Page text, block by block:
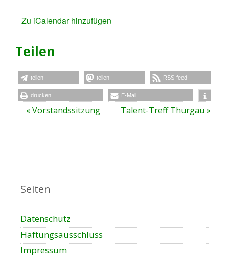
Zu iCalendar hinzufügen
Teilen
teilen teilen RSS-feed
drucken E-Mail
e
a
u
n
«Vorstandssitzung Talent-Treff Thurgau»
Seiten
Datenschutz
Haftungsausschluss
Impressum